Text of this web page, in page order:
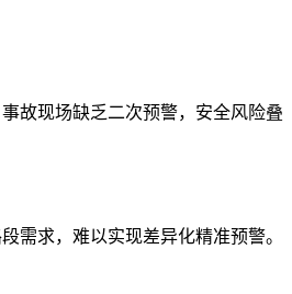
故现场缺乏二次预警，安全风险叠
需求，难以实现差异化精准预警。